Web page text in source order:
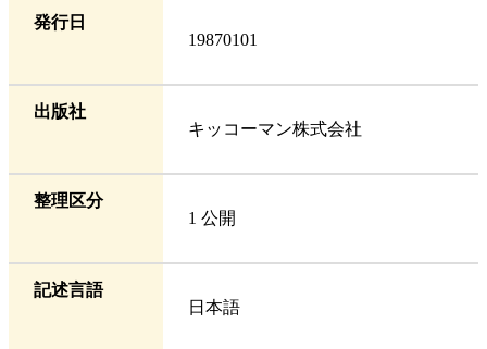
発行日
19870101
出版社
キッコーマン株式会社
整理区分
1 公開
記述言語
日本語